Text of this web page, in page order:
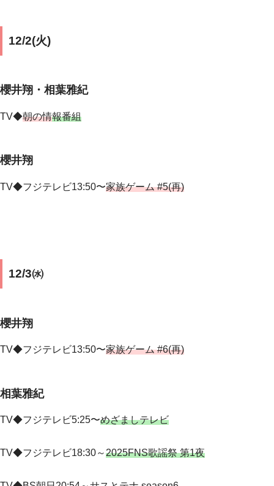
12/2(火)
櫻井翔・相葉雅紀
TV◆朝の情報番組
櫻井翔
TV◆フジテレビ13:50〜家族ゲーム #5(再)
12/3㈬
櫻井翔
TV◆フジテレビ13:50〜家族ゲーム #6(再)
相葉雅紀
TV◆フジテレビ5:25〜めざましテレビ
TV◆フジテレビ18:30～2025FNS歌謡祭 第1夜